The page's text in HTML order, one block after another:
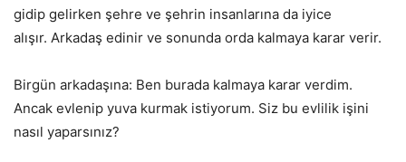
gidip gelirken şehre ve şehrin insanlarına da iyice
alışır. Arkadaş edinir ve sonunda orda kalmaya karar verir.
Birgün arkadaşına: Ben burada kalmaya karar verdim.
Ancak evlenip yuva kurmak istiyorum. Siz bu evlilik işini
nasıl yaparsınız?